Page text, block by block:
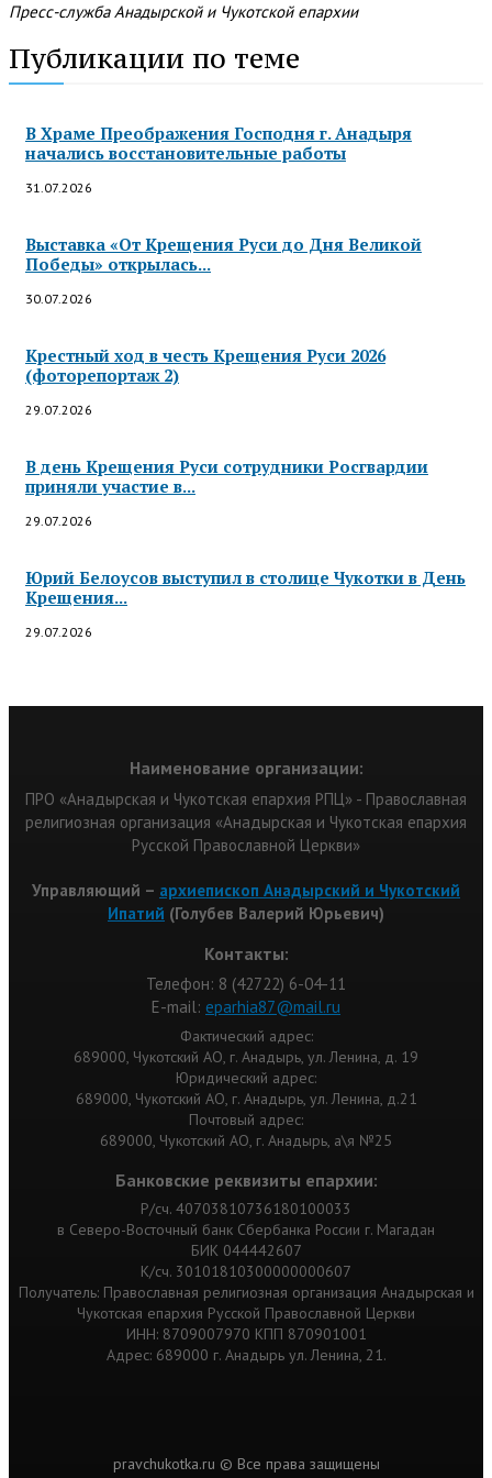
Пресс-служба Анадырской и Чукотской епархии
Публикации по теме
В Храме Преображения Господня г. Анадыря
начались восстановительные работы
31.07.2026
Выставка «От Крещения Руси до Дня Великой
Победы» открылась...
30.07.2026
Крестный ход в честь Крещения Руси 2026
(фоторепортаж 2)
29.07.2026
В день Крещения Руси сотрудники Росгвардии
приняли участие в...
29.07.2026
Юрий Белоусов выступил в столице Чукотки в День
Крещения...
29.07.2026
Наименование организации:
ПРО «Анадырская и Чукотская епархия РПЦ» - Православная
религиозная организация «Анадырская и Чукотская епархия
Русской Православной Церкви»
Управляющий – архиепископ Анадырский и Чукотский
Ипатий (Голубев Валерий Юрьевич)
Контакты:
Телефон: 8 (42722) 6-04-11
Е-mail: eparhia87@mail.ru
Фактический адрес:
689000, Чукотский АО, г. Анадырь, ул. Ленина, д. 19
Юридический адрес:
689000, Чукотский АО, г. Анадырь, ул. Ленина, д.21
Почтовый адрес:
689000, Чукотский АО, г. Анадырь, а\я №25
Банковские реквизиты епархии:
Р/сч. 40703810736180100033
в Северо-Восточный банк Сбербанка России г. Магадан
БИК 044442607
К/сч. 30101810300000000607
Получатель: Православная религиозная организация Анадырская и
Чукотская епархия Русской Православной Церкви
ИНН: 8709007970 КПП 870901001
Адрес: 689000 г. Анадырь ул. Ленина, 21.
pravchukotka.ru © Все права защищены